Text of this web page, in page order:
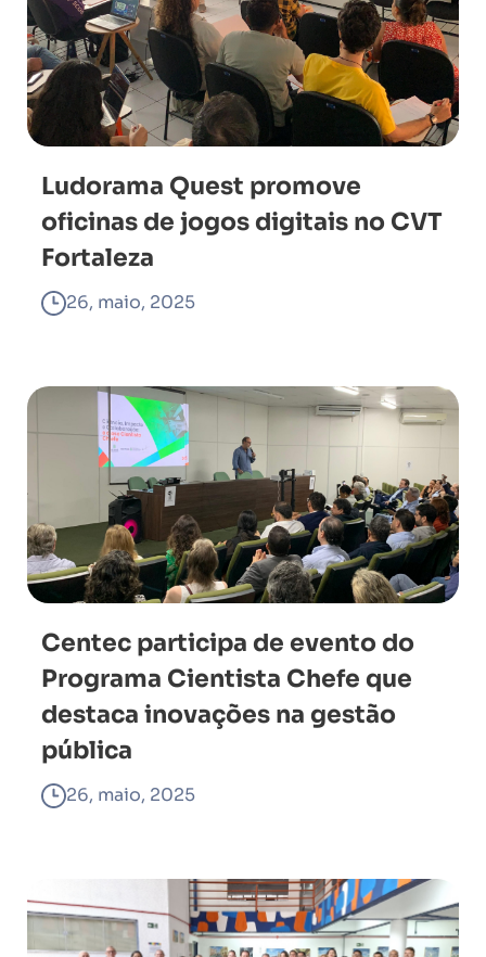
Ludorama Quest promove
oficinas de jogos digitais no CVT
Fortaleza
26, maio, 2025
Centec participa de evento do
Programa Cientista Chefe que
destaca inovações na gestão
pública
26, maio, 2025